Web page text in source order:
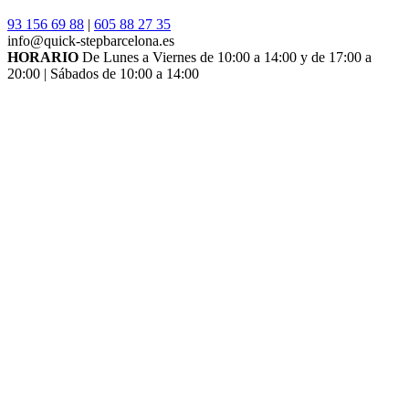
93 156 69 88 | 605 88 27 35
info@quick-stepbarcelona.es
HORARIO De Lunes a Viernes de 10:00 a 14:00 y de 17:00 a
20:00 | Sábados de 10:00 a 14:00